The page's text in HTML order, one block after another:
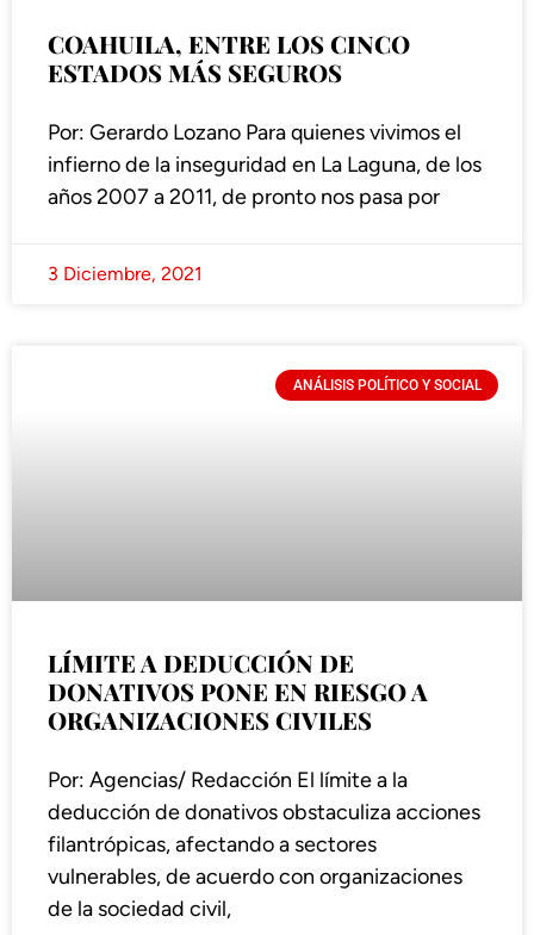
COAHUILA, ENTRE LOS CINCO
ESTADOS MÁS SEGUROS
Por: Gerardo Lozano Para quienes vivimos el
infierno de la inseguridad en La Laguna, de los
años 2007 a 2011, de pronto nos pasa por
3 Diciembre, 2021
ANÁLISIS POLÍTICO Y SOCIAL
LÍMITE A DEDUCCIÓN DE
DONATIVOS PONE EN RIESGO A
ORGANIZACIONES CIVILES
Por: Agencias/ Redacción El límite a la
deducción de donativos obstaculiza acciones
filantrópicas, afectando a sectores
vulnerables, de acuerdo con organizaciones
de la sociedad civil,